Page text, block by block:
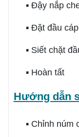
▪ Đậy nắp
▪ Đặt đầu
▪ Siết chặt
▪ Hoàn tất
Hướng dẫn
▪ Chỉnh núm